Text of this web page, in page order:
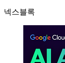
넥스블록